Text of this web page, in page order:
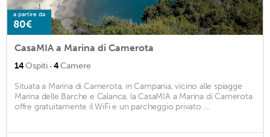
a partire da
80€
CasaMIA a Marina di Camerota
14Ospiti · 4Camere
Situata a Marina di Camerota, in Campania, vicino alle spiagge
Marina delle Barche e Calanca, la CasaMIA a Marina di Camerota
offre gratuitamente il WiFi e un parcheggio privato. ...